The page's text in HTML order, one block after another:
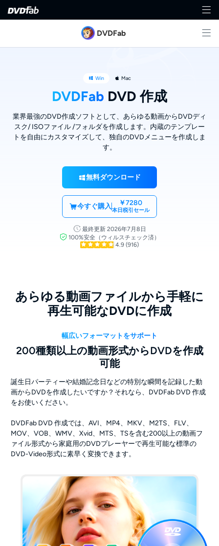
DVDFab
Win Mac
DVDFab DVD 作成
業界最強のDVD作成ソフトとして、あらゆる動画からDVDディ
スク/ ISOファイル /フォルダを作成します。内蔵のテンプレー
トを自由にカスタマイズして、独自のDVDメニューを作成しま
す。
無料ダウンロード
今すぐ購入 ￥7280
本日税引セール
最終更新 2026年7月8日
100%安全（ウィルスチェック済）
4.9 (916)
あらゆる動画ファイルから手軽に
再生可能なDVDに作成
幅広いフォーマットをサポート
200種類以上の動画形式からDVDを作成
可能
誕生日パーティーや結婚記念日などの特別な瞬間を記録した動
画からDVDを作成したいですか？それなら、DVDFab DVD 作成
をお使いください。
DVDFab DVD 作成では、AVI、MP4、MKV、M2TS、FLV、
MOV、VOB、WMV、Xvid、MTS、TSを含む200以上の動画フ
ァイル形式から家庭用のDVDプレーヤーで再生可能な標準の
DVD-Video形式に素早く変換できます。